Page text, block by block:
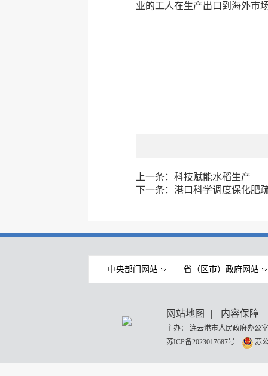
业的工人在生产出口到海外市
上一条： 科技赋能水稻生产
下一条： 港口科学调度保化肥
中央部门网站 省（区市）政府网站
网站地图 | 内容保障 |
主办： 连云港市人民政府办
苏ICP备2023017687号
苏